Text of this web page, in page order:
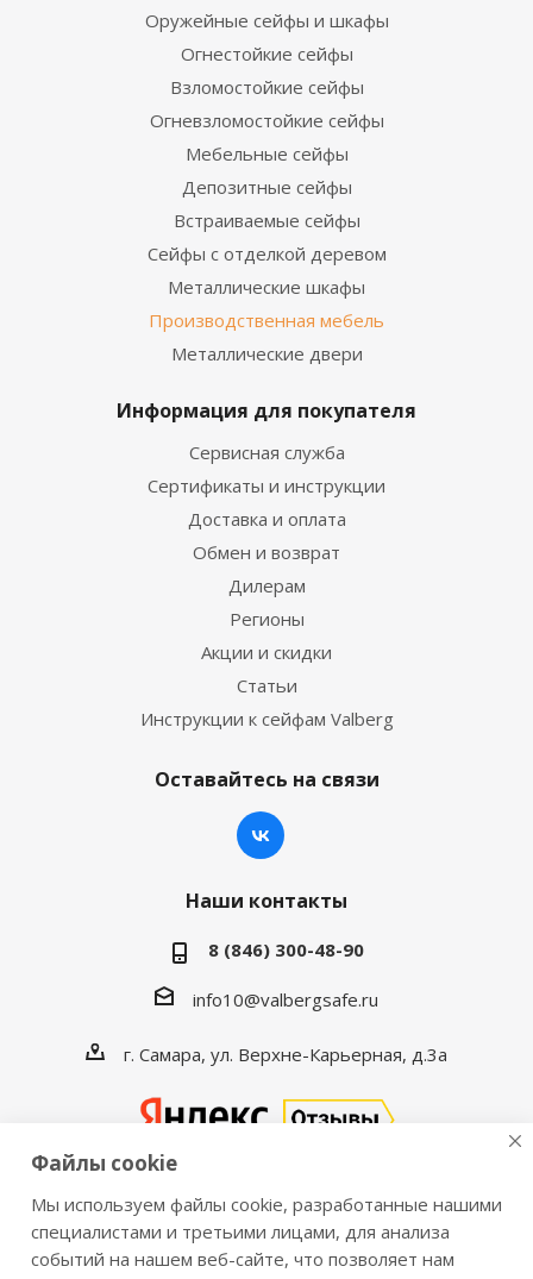
Оружейные сейфы и шкафы
Огнестойкие сейфы
Взломостойкие сейфы
Огневзломостойкие сейфы
Мебельные сейфы
Депозитные сейфы
Встраиваемые сейфы
Сейфы с отделкой деревом
Металлические шкафы
Производственная мебель
Металлические двери
Информация для покупателя
Сервисная служба
Сертификаты и инструкции
Доставка и оплата
Обмен и возврат
Дилерам
Регионы
Акции и скидки
Статьи
Инструкции к сейфам Valberg
Оставайтесь на связи
Наши контакты
8 (846) 300-48-90
info10@valbergsafe.ru
г. Самара, ул. Верхне-Карьерная, д.3а
2016-2026 © VALBERGSAFE.RU — Интернет-магазин
сейфов Valberg и металлической мебели Практик.
Файлы cookie
Мы используем файлы cookie, разработанные нашими
специалистами и третьими лицами, для анализа
событий на нашем веб-сайте, что позволяет нам